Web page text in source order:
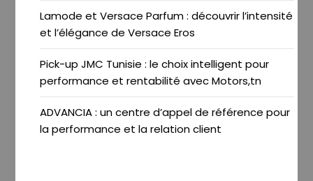
Lamode et Versace Parfum : découvrir l’intensité
et l’élégance de Versace Eros
Pick-up JMC Tunisie : le choix intelligent pour
performance et rentabilité avec Motors,tn
ADVANCIA : un centre d’appel de référence pour
la performance et la relation client